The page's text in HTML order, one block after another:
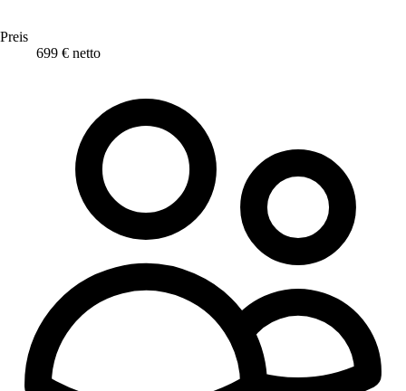
Preis
699 € netto